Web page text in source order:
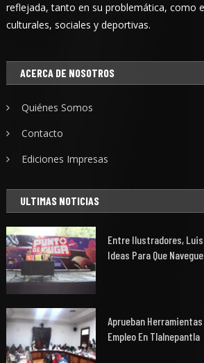
reflejada, tanto en su problemática, como
culturales, sociales y deportivas.
ACERCA DE NOSOTROS
Quiénes Somos
Contacto
Ediciones Impresas
ULTIMAS NOTICIAS
Entre Ilustradores,
Ideas Para Que
Aprueban Herramientas
Empleo En Tlalnepantla